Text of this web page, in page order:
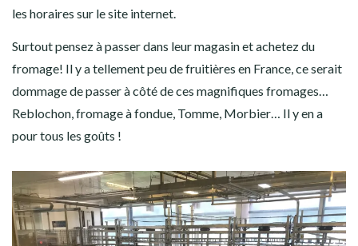
les horaires sur le site internet.
Surtout pensez à passer dans leur magasin et achetez du
fromage! Il y a tellement peu de fruitières en France, ce serait
dommage de passer à côté de ces magnifiques fromages…
Reblochon, fromage à fondue, Tomme, Morbier… Il y en a
pour tous les goûts !